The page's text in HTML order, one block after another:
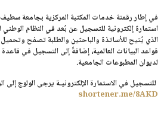
استمارة إلكترونية للتسجيل عن بُعد في النظام الوطني
الذي يُتيح للأساتذة والباحثين والطلبة تصفح
قواعد البيانات العالمية، إضافةً إلى التسجيل في قاعدة
لديوان المطبوعات الجامعية.
للتسجيل في الاستمارة الإلكترونيـة يرجى الولوج إلى
shortener.me/8AKD